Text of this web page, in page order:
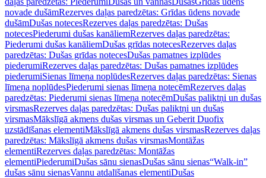
novade dušāmRezerves daļas paredzētas: Grīdas ūdens novade
dušāmDušas notecesRezerves daļas paredzētas: Dušas
notecesPiederumi dušas kanāliemRezerves daļas paredzētas:
Piederumi dušas kanāliemDušas grīdas notecesRezerves daļas
paredzētas: Dušas grīdas notecesDušas pamatnes izplūdes
piederumiRezerves daļas paredzētas: Dušas pamatnes izplūdes
piederumiSienas līmeņa noplūdesRezerves daļas paredzētas: Sienas
līmeņa noplūdesPiederumi sienas līmeņa notecēmRezerves daļas
paredzētas: Piederumi sienas līmeņa notecēmDušas paliktņi un dušas
virsmasRezerves daļas paredzētas: Dušas paliktņi un dušas
virsmasMākslīgā akmens dušas virsmas un Geberit Duofix
uzstādīšanas elementiMākslīgā akmens dušas virsmasRezerves daļas
paredzētas: Mākslīgā akmens dušas virsmasMontāžas
elementiRezerves daļas paredzētas: Montāžas
elementiPiederumiDušas sānu sienasDušas sānu sienas“Walk-in”
dušas sānu sienasVannu atdalīšanas elementiDušas